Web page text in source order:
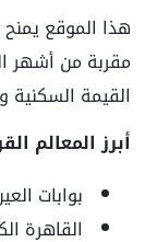
هذا الموقع
مقربة من أشهر
القيمة السكنية
أبرز المعالم
بوابات
القاهرة